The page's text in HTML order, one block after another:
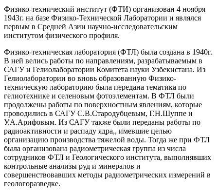
Физико-технический институт (ФТИ) организован 4 ноября
1943г. на базе Физико-Технической Лаборатории и являлся
первым в Средней Азии научно-исследовательским
институтом физического профиля.
Физико-техническая лаборатория (ФТЛ) была создана в 1940г.
В ней велись работы по направлениям, разрабатываемым в
САГУ и Гелиолаборатории Комитета науки Узбекистана. Из
Гелиолаборатории во вновь образованную Физико-
техническую лабораторию была передана тематика по
гелиотехнике и селеновым фотоэлементам. В ФТЛ были
продолжены работы по поверхностным явлениям, которые
проводились в САГУ С.В.Стародубцевым, Г.Н.Шуппе и
У.А.Арифовым. Из САГУ также были переданы работы по
радиоактивности и распаду ядра,, имевшие целью
организацию производства тяжелой воды. Тогда же при ФТЛ
была организована радиометрическая группа из числа
сотрудников ФТЛ и Геологического института, выполнявших
контрольные анализы руд и минералов и
совершенствовавших методы радиометрических измерений в
геологоразведке.